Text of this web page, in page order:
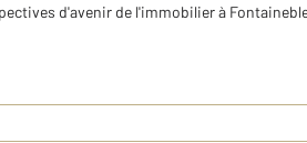
d'avenir de l'immobilier à